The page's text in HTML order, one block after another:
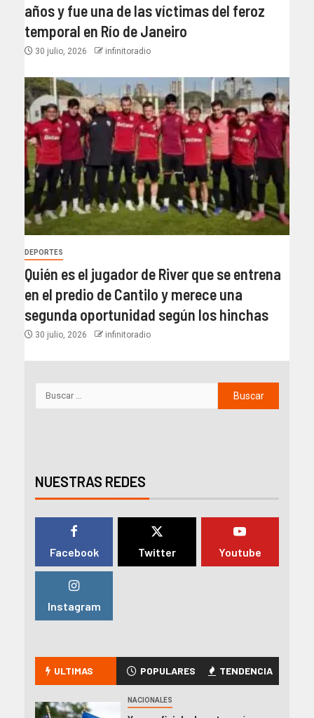
años y fue una de las víctimas del feroz
temporal en Río de Janeiro
30 julio, 2026 infinitoradio
DEPORTES
Quién es el jugador de River que se entrena
en el predio de Cantilo y merece una
segunda oportunidad según los hinchas
30 julio, 2026 infinitoradio
NUESTRAS REDES
Facebook Twitter Youtube
Instagram
ULTIMAS POPULARES TENDENCIA
NACIONALES